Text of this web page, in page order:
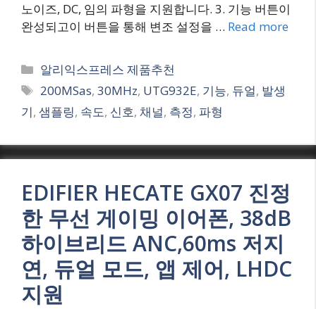
노이즈, DC, 임의 파형을 지원합니다. 3. 기능 버튼이
완성되고이 버튼을 통해 변조 설정을 … Read more
Categories
알리익스프레스 제품추천
Tags
200MSas,30MHz, UTG932E, 기능, 듀얼, 발생
기, 샘플링, 속도, 신호, 채널, 측정, 파형
EDIFIER HECATE GX07 진정
한 무선 게이밍 이어폰, 38dB
하이브리드 ANC,60ms 저지
연, 듀얼 모드, 앱 제어, LHDC
지원